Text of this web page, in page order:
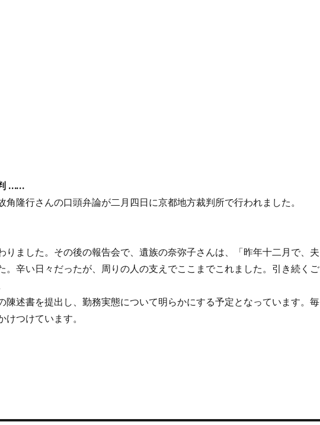
……
隆行さんの口頭弁論が二月四日に京都地方裁判所で行われました。
ました。その後の報告会で、遺族の奈弥子さんは、「昨年十二月で、夫
。辛い日々だったが、周りの人の支えでここまでこれました。引き続くご
陳述書を提出し、勤務実態について明らかにする予定となっています。毎
つけています。